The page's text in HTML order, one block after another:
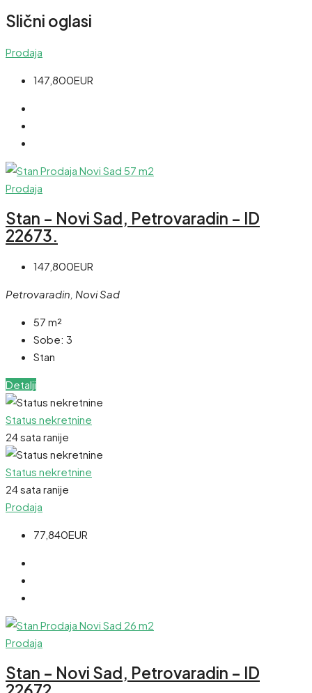
Slični oglasi
Prodaja
147,800EUR
Prodaja
Stan – Novi Sad, Petrovaradin – ID
22673.
147,800EUR
Petrovaradin, Novi Sad
57 m²
Sobe: 3
Stan
Detalji
Status nekretnine
24 sata ranije
Status nekretnine
24 sata ranije
Prodaja
77,840EUR
Prodaja
Stan – Novi Sad, Petrovaradin – ID